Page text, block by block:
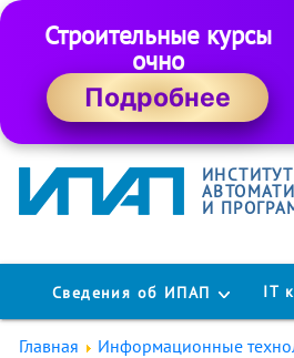
Строительные курсы
очно
Подробнее
И
Сведения об ИПАП IT
Главная Информационные